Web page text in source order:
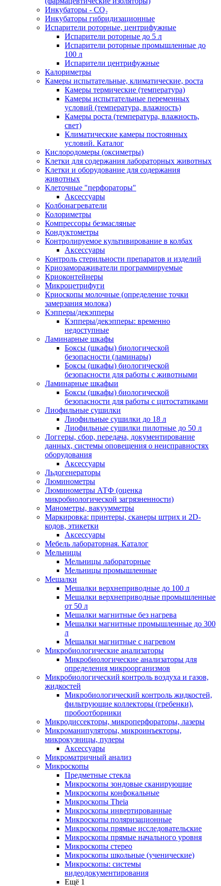
Инкубаторы - CO₂
Инкубаторы гибридизационные
Испарители роторные, центрифужные
Испарители роторные до 5 л
Испарители роторные промышленные до
100 л
Испарители центрифужные
Калориметры
Камеры испытательные, климатические, роста
Камеры термические (температура)
Камеры испытательные переменных
условий (температура, влажность)
Камеры роста (температура, влажность,
свет)
Климатические камеры постоянных
условий. Каталог
Кислородомеры (оксиметры)
Клетки для содержания лабораторных животных
Клетки и оборудование для содержания
животных
Клеточные "перфораторы"
Аксессуары
Колбонагреватели
Колориметры
Компрессоры безмасляные
Кондуктометры
Контролируемое культивирование в колбах
Аксессуары
Контроль стерильности препаратов и изделий
Криозамораживатели программируемые
Криоконтейнеры
Микроцетрифуги
Криоскопы молочные (определение точки
замерзания молока)
Кэпперы/декэпперы
Кэпперы/декэпперы: временно
недоступные
Ламинарные шкафы
Боксы (шкафы) биологической
безопасности (ламинары)
Боксы (шкафы) биологической
безопасности для работы с животными
Ламинарные шкафыи
Боксы (шкафы) биологической
безопасности для работы с цитостатиками
Лиофильные сушилки
Лиофильные сушилки до 18 л
Лиофильные сушилки пилотные до 50 л
Логгеры, сбор, передача, документирование
данных, системы оповещения о неисправностях
оборудования
Аксессуары
Льдогенераторы
Люминометры
Люминометры АТФ (оценка
микробиологической загрязненности)
Манометры, вакуумметры
Маркировка: принтеры, сканеры штрих и 2D-
кодов, этикетки
Аксессуары
Мебель лабораторная. Каталог
Мельницы
Мельницы лабораторные
Мельницы промышленные
Мешалки
Мешалки верхнеприводные до 100 л
Мешалки верхнеприводные промышленные
от 50 л
Мешалки магнитные без нагрева
Мешалки магнитные промышленные до 300
л
Мешалки магнитные с нагревом
Микробиологические анализаторы
Микробиологические анализаторы для
определения микроорганизмов
Микробиологический контроль воздуха и газов,
жидкостей
Микробиологический контроль жидкостей,
фильтрующие коллекторы (гребенки),
пробоотборники
Микродиссекторы, микроперфораторы, лазеры
Микроманипуляторы, микроинъекторы,
микрокузницы, пулеры
Аксессуары
Микроматричный анализ
Микроскопы
Предметные стекла
Микроскопы зондовые сканирующие
Микроскопы конфокальные
Микроскопы Theia
Микроскопы инвертированные
Микроскопы поляризационные
Микроскопы прямые исследовательские
Микроскопы прямые начального уровня
Микроскопы стерео
Микроскопы школьные (ученические)
Микроскопы: системы
видеодокументирования
Ещё 1